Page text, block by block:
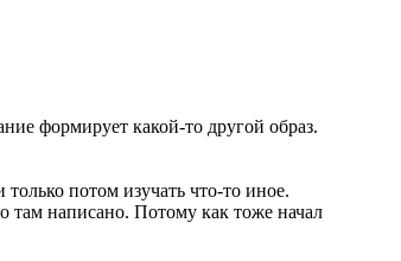
формирует какой-то другой образ.
потом изучать что-то иное.
там написано. Потому как тоже начал